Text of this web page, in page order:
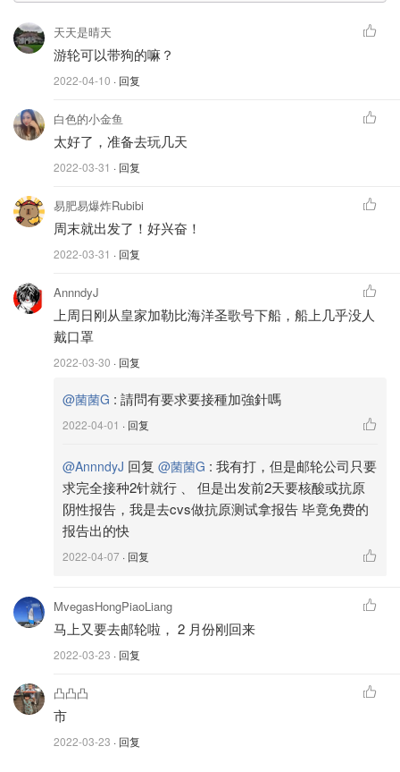
天天是晴天
游轮可以带狗的嘛？
2022-04-10 · 回复
白色的小金鱼
太好了，准备去玩几天
2022-03-31 · 回复
易肥易爆炸Rubibi
周末就出发了！好兴奋！
2022-03-31 · 回复
AnnndyJ
上周日刚从皇家加勒比海洋圣歌号下船，船上几乎没人
戴口罩
2022-03-30 · 回复
@菌菌G : 請問有要求要接種加強針嗎
2022-04-01 · 回复
@AnnndyJ 回复 @菌菌G : 我有打，但是邮轮公司只要
求完全接种2针就行 、 但是出发前2天要核酸或抗原
阴性报告，我是去cvs做抗原测试拿报告 毕竟免费的
报告出的快
2022-04-07 · 回复
MvegasHongPiaoLiang
马上又要去邮轮啦， 2 月份刚回来
2022-03-23 · 回复
凸凸凸
市
2022-03-23 · 回复